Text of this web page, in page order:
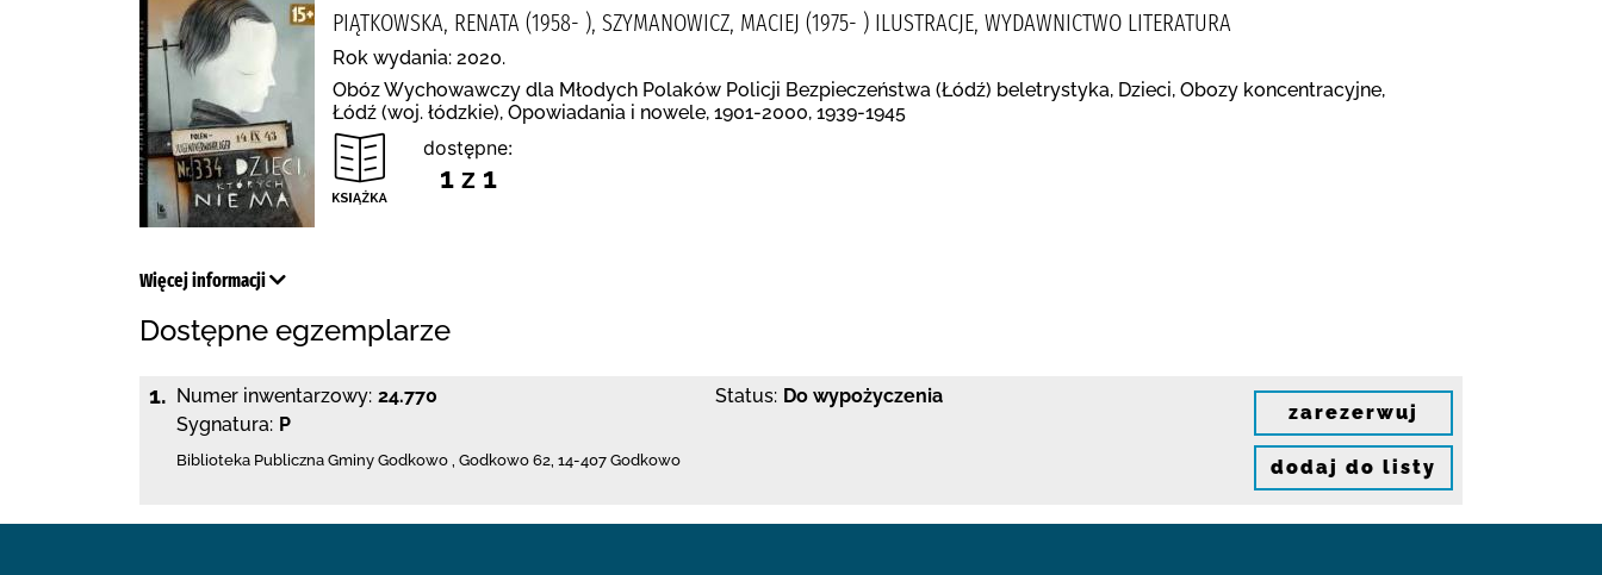
PIĄTKOWSKA, RENATA (1958- ), SZYMANOWICZ, MACIEJ (1975- ) ILUSTRACJE, WYDAWNICTWO LITERATURA
Rok wydania: 2020.
Obóz Wychowawczy dla Młodych Polaków Policji Bezpieczeństwa (Łódź) beletrystyka, Dzieci, Obozy koncentracyjne,
Łódź (woj. łódzkie), Opowiadania i nowele, 1901-2000, 1939-1945
dostępne:
1 z 1
Więcej informacji
Dostępne egzemplarze
1. Numer inwentarzowy: 24.770
Sygnatura: P
Status: Do wypożyczenia
Biblioteka Publiczna Gminy Godkowo , Godkowo 62, 14-407 Godkowo
zarezerwuj
dodaj do listy